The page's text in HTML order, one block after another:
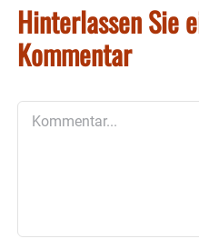
Hinterlassen Sie
Kommentar